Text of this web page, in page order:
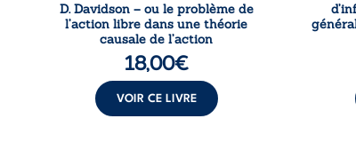
D. Davidson – ou le problème de
l’action libre dans une théorie
causale de l’action
18,00€
VOIR CE LIVRE